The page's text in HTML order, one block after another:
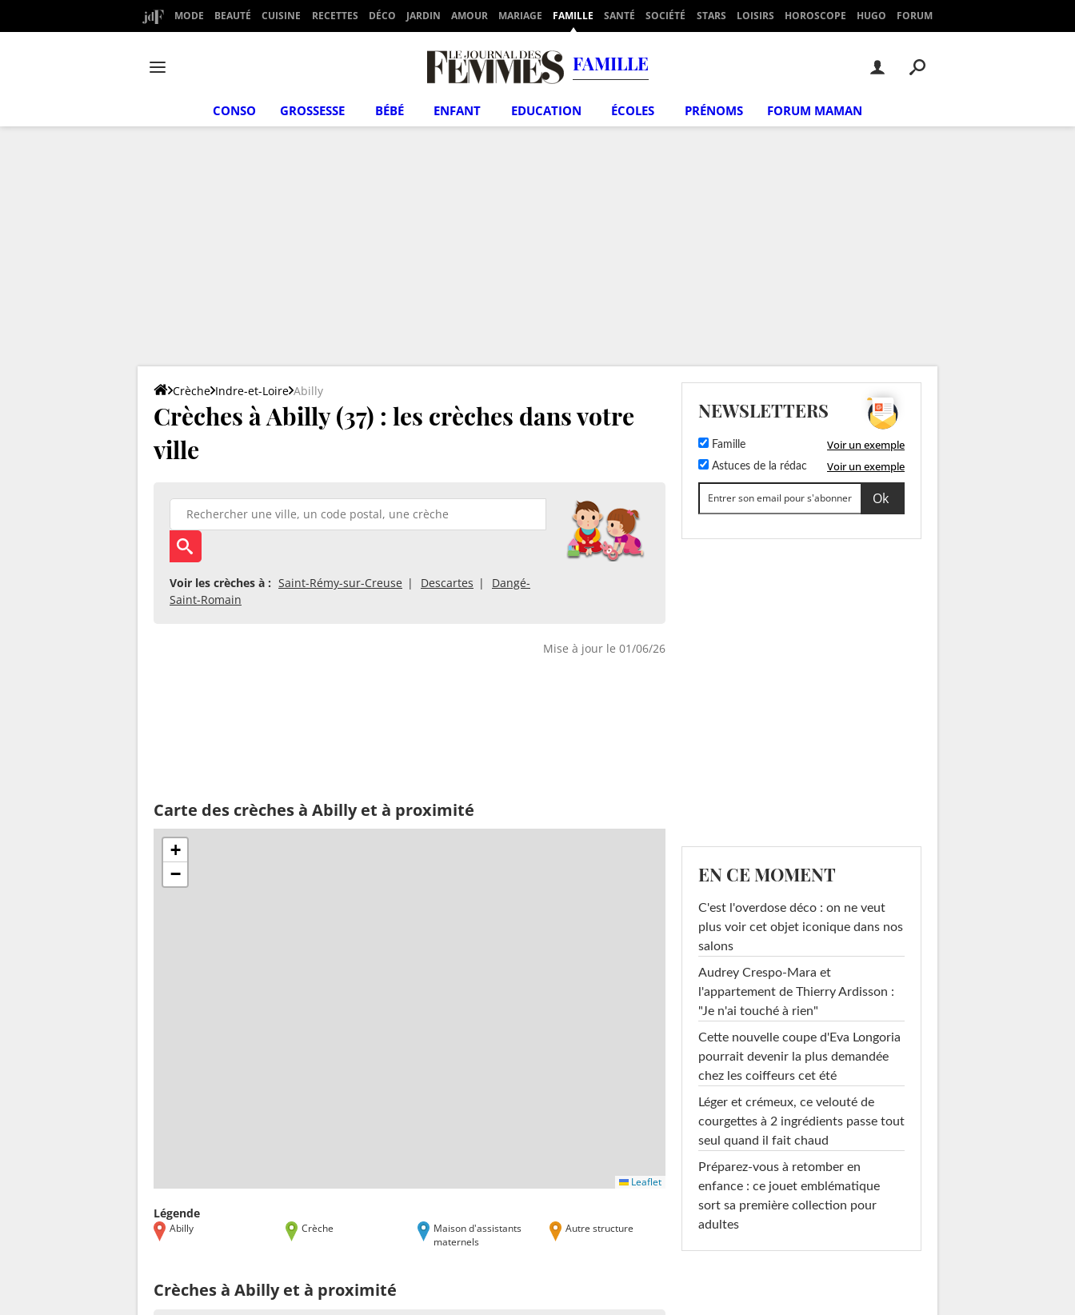
MODE BEAUTÉ CUISINE RECETTES DÉCO JARDIN AMOUR MARIAGE FAMILLE SANTÉ SOCIÉTÉ STARS LOISIRS HOROSCOPE HUGO FORUM
FAMILLE
CONSO GROSSESSE BÉBÉ ENFANT EDUCATION ÉCOLES PRÉNOMS FORUM MAMAN
Crèche Indre-et-Loire Abilly
Crèches à Abilly (37) : les crèches dans votre
ville
Voir les crèches à : Saint-Rémy-sur-Creuse Descartes
Dangé-
Saint-Romain
Mise à jour le 01/06/26
Carte des crèches à Abilly et à proximité
+
−
Leaflet
Légende
Abilly Crèche
Maison d'assistants
maternels
Autre structure
Crèches à Abilly et à proximité
NEWSLETTERS
Famille Voir un exemple
Astuces de la rédac Voir un exemple
EN CE MOMENT
C'est l'overdose déco : on ne veut
plus voir cet objet iconique dans nos
salons
Audrey Crespo-Mara et
l'appartement de Thierry Ardisson :
"Je n'ai touché à rien"
Cette nouvelle coupe d'Eva Longoria
pourrait devenir la plus demandée
chez les coiffeurs cet été
Léger et crémeux, ce velouté de
courgettes à 2 ingrédients passe tout
seul quand il fait chaud
Préparez-vous à retomber en
enfance : ce jouet emblématique
sort sa première collection pour
adultes